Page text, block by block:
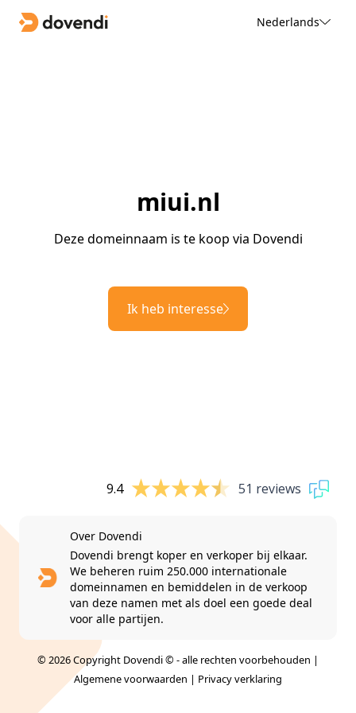
Nederlands
miui.nl
Deze domeinnaam is te koop via Dovendi
Ik heb interesse
9.4 51 reviews
Over Dovendi
Dovendi brengt koper en verkoper bij elkaar.
We beheren ruim 250.000 internationale
domeinnamen en bemiddelen in de verkoop
van deze namen met als doel een goede deal
voor alle partijen.
© 2026 Copyright Dovendi © - alle rechten voorbehouden |
Algemene voorwaarden | Privacy verklaring